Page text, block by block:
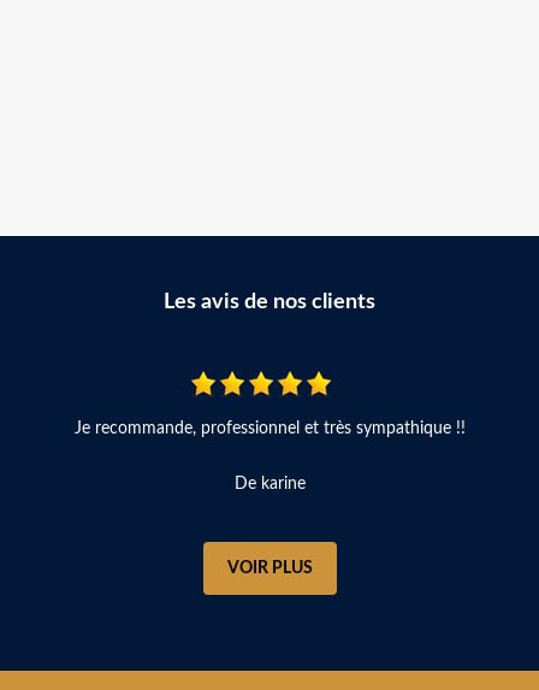
Les avis de nos clients
Je recommande, professionnel et très sympathique !!
De karine
VOIR PLUS